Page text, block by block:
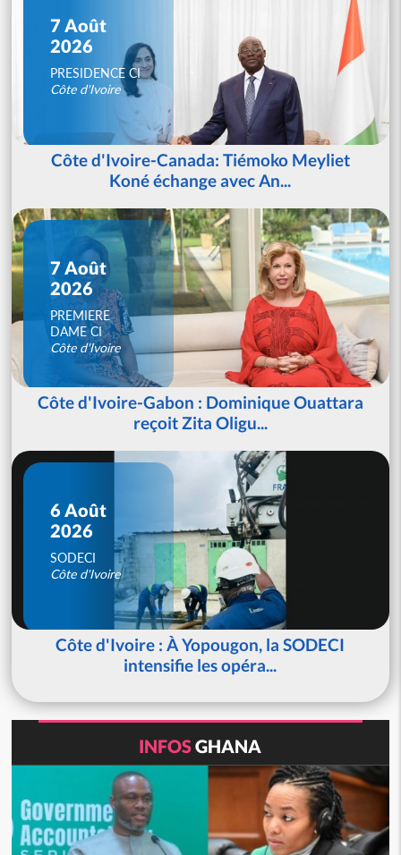
7 Août
2026
PRESIDENCE CI
Côte d'Ivoire
Côte d'Ivoire-Canada: Tiémoko Meyliet
Koné échange avec An...
7 Août
2026
PREMIERE
DAME CI
Côte d'Ivoire
Côte d'Ivoire-Gabon : Dominique Ouattara
reçoit Zita Oligu...
6 Août
2026
SODECI
Côte d'Ivoire
Côte d'Ivoire : À Yopougon, la SODECI
intensifie les opéra...
INFOSGHANA